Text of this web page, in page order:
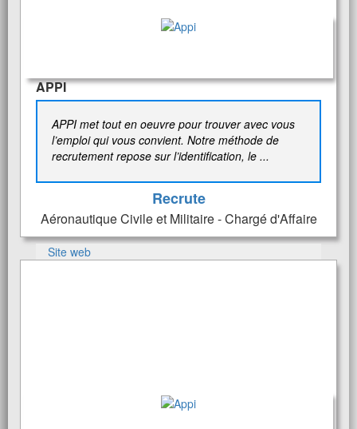
APPI
APPI met tout en oeuvre pour trouver avec vous
l’emploi qui vous convient. Notre méthode de
recrutement repose sur l’identification, le ...
Recrute
Aéronautique Civile et Militaire - Chargé d'Affaire
Site web